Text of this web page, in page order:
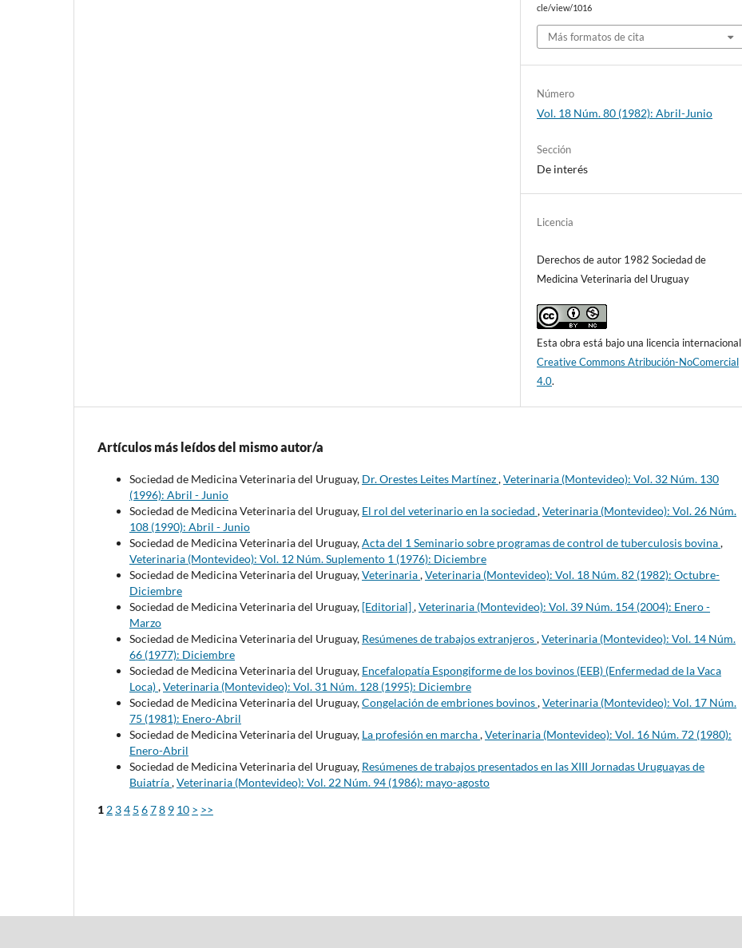
cle/view/1016
Más formatos de cita
Número
Vol. 18 Núm. 80 (1982): Abril-Junio
Sección
De interés
Licencia
Derechos de autor 1982 Sociedad de
Medicina Veterinaria del Uruguay
Esta obra está bajo una licencia internacional
Creative Commons Atribución-NoComercial
4.0.
Artículos más leídos del mismo autor/a
Sociedad de Medicina Veterinaria del Uruguay, Dr. Orestes Leites Martínez,Veterinaria (Montevideo): Vol. 32 Núm. 130
(1996): Abril - Junio
Sociedad de Medicina Veterinaria del Uruguay, El rol del veterinario en la sociedad ,Veterinaria (Montevideo): Vol. 26 Núm.
108 (1990): Abril - Junio
Sociedad de Medicina Veterinaria del Uruguay,Acta del 1 Seminario sobre programas de control de tuberculosis bovina,
Veterinaria (Montevideo): Vol. 12 Núm. Suplemento 1 (1976): Diciembre
Sociedad de Medicina Veterinaria del Uruguay,Veterinaria,Veterinaria (Montevideo): Vol. 18 Núm. 82 (1982): Octubre-
Diciembre
Sociedad de Medicina Veterinaria del Uruguay, [Editorial],Veterinaria (Montevideo): Vol. 39 Núm. 154 (2004): Enero -
Marzo
Sociedad de Medicina Veterinaria del Uruguay, Resúmenes de trabajos extranjeros,Veterinaria (Montevideo): Vol. 14 Núm.
66 (1977): Diciembre
Sociedad de Medicina Veterinaria del Uruguay, Encefalopatía Espongiforme de los bovinos (EEB) (Enfermedad de la Vaca
Loca),Veterinaria (Montevideo): Vol. 31 Núm. 128 (1995): Diciembre
Sociedad de Medicina Veterinaria del Uruguay,Congelación de embriones bovinos,Veterinaria (Montevideo): Vol. 17 Núm.
75 (1981): Enero-Abril
Sociedad de Medicina Veterinaria del Uruguay, La profesión en marcha,Veterinaria (Montevideo): Vol. 16 Núm. 72 (1980):
Enero-Abril
Sociedad de Medicina Veterinaria del Uruguay, Resúmenes de trabajos presentados en las XIII Jornadas Uruguayas de
Buiatría,Veterinaria (Montevideo): Vol. 22 Núm. 94 (1986): mayo-agosto
1 2 34 5 678 9 10 > >>